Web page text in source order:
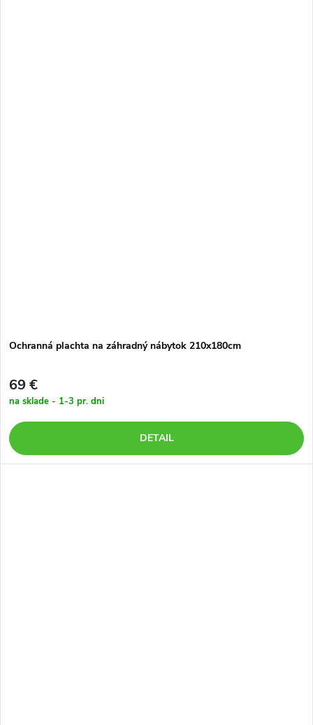
Ochranná plachta na záhradný nábytok 210x180cm
69 €
na sklade - 1-3 pr. dni
DETAIL